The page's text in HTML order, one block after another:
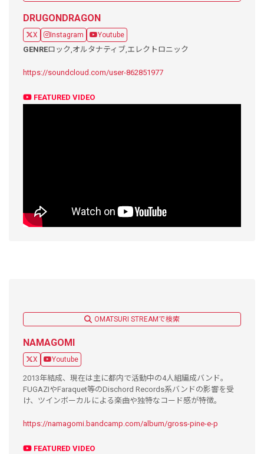
DRUGONDRAGON
X Instagram Youtube
GENREロック, オルタナティブ, エレクトロニック
https://soundcloud.com/user-862851977
FEATURED VIDEO
OMATSURI STREAMで検索
NAMAGOMI
X Youtube
2013年結成、現在は主に都内で活動中の4人組編成バンド。
FUGAZIやFaraquet等のDischord Records系バンドの影響を受
け、ツインボーカルによる楽曲や独特なコード感が特徴。
https://namagomi.bandcamp.com/album/gross-pine-e-p
FEATURED VIDEO